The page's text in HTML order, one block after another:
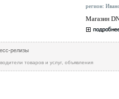
регион:
Магазин
релизы
товаров и услуг, объявления